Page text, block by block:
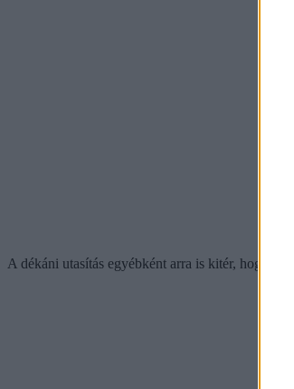
A dékáni utasítás egyébként arra is kitér, hogy a